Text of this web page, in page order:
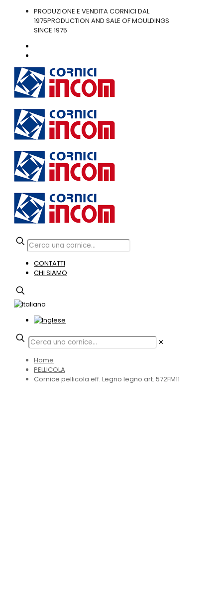
PRODUZIONE E VENDITA CORNICI DAL
1975PRODUCTION AND SALE OF MOULDINGS
SINCE 1975
CONTATTI
CHI SIAMO
✕
Home
PELLICOLA
Cornice pellicola eff. Legno legno art. 572FM11